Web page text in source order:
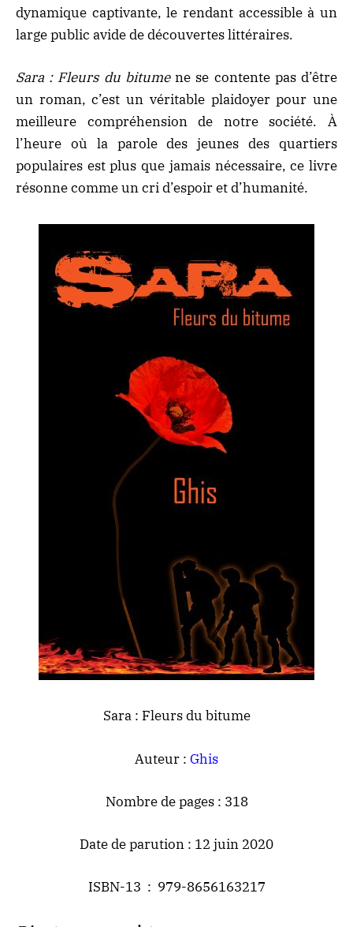
dynamique captivante, le rendant accessible à un
large public avide de découvertes littéraires.
Sara : Fleurs du bitumene se contente pas d’être
un roman, c’est un véritable plaidoyer pour une
meilleure compréhension de notre société. À
l’heure où la parole des jeunes des quartiers
populaires est plus que jamais nécessaire, ce livre
résonne comme un cri d’espoir et d’humanité.
Sara : Fleurs du bitume
Auteur : Ghis
Nombre de pages : 318
Date de parution : 12 juin 2020
ISBN-13 ‏ : ‎ 979-8656163217